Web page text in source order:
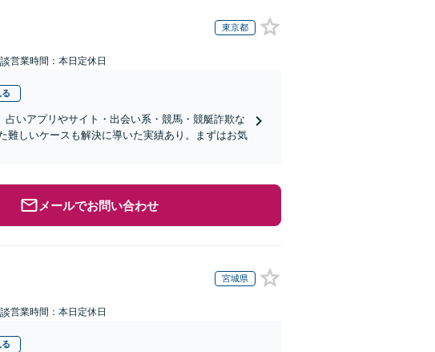
東京都
営業時間：本日定休日
いアプリやサイト・出会い系・競馬・競艇詐欺な
難しいケースも解決に導いた実績あり。まずはお気
メールでお問い合わせ
宮城県
営業時間：本日定休日